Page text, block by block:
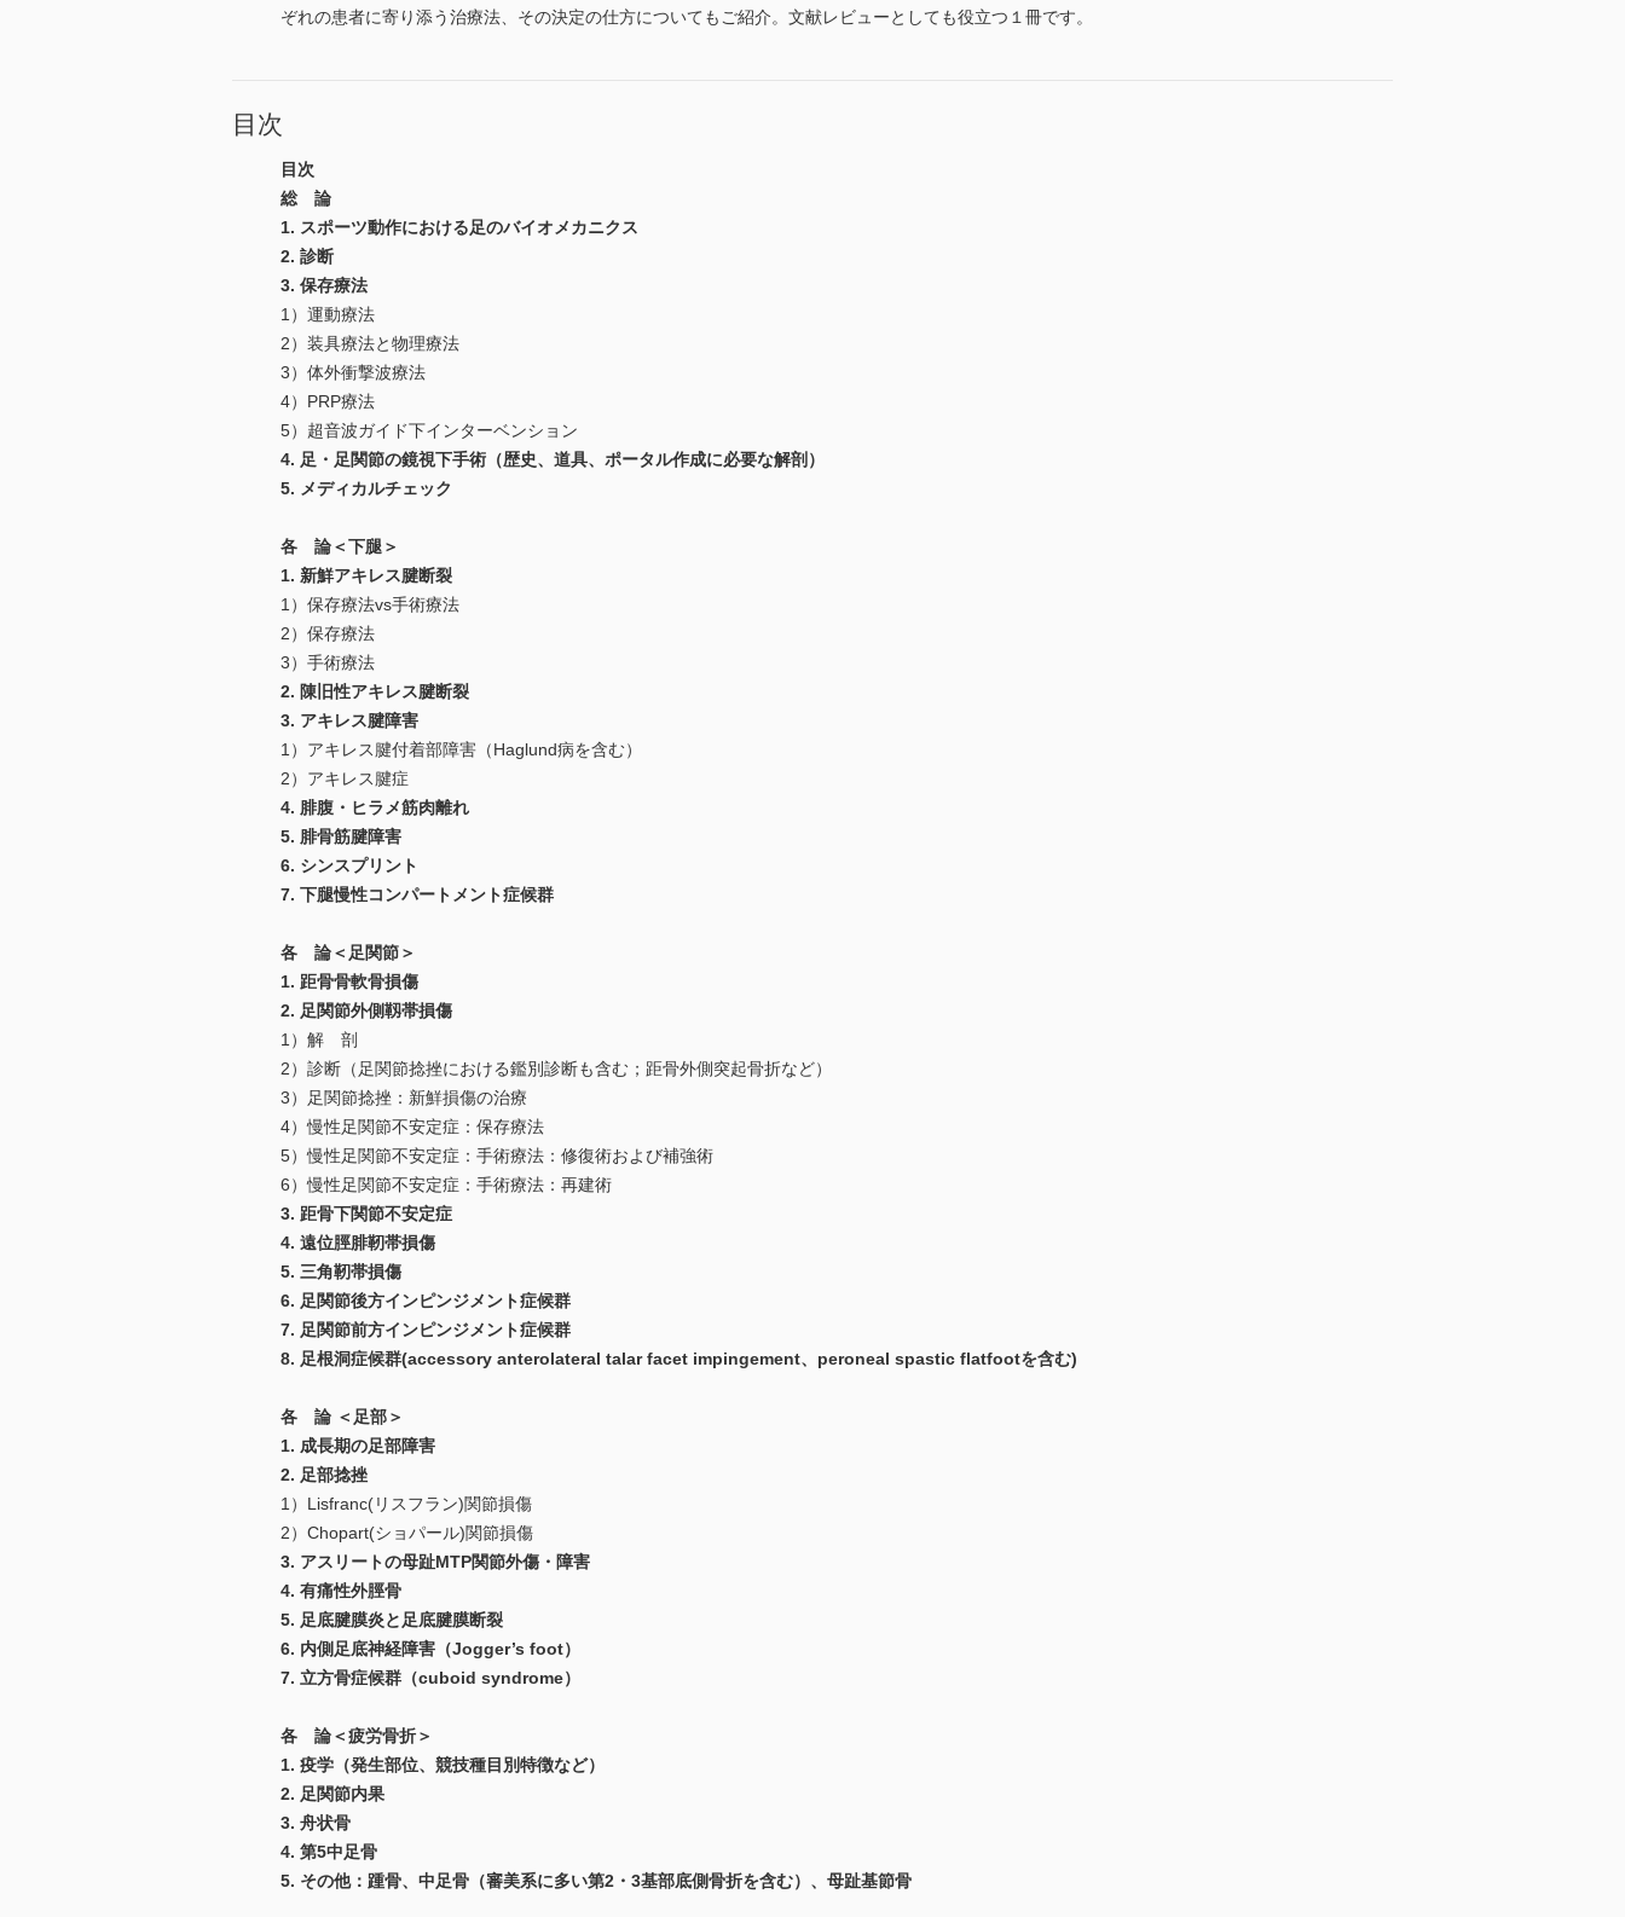
ぞれの患者に寄り添う治療法、その決定の仕方についてもご紹介。文献レビューとしても役立つ１冊です。
目次
目次
総 論
1. スポーツ動作における足のバイオメカニクス
2. 診断
3. 保存療法
1）運動療法
2）装具療法と物理療法
3）体外衝撃波療法
4）PRP療法
5）超音波ガイド下インターベンション
4. 足・足関節の鏡視下手術（歴史、道具、ポータル作成に必要な解剖）
5. メディカルチェック
各 論＜下腿＞
1. 新鮮アキレス腱断裂
1）保存療法vs手術療法
2）保存療法
3）手術療法
2. 陳旧性アキレス腱断裂
3. アキレス腱障害
1）アキレス腱付着部障害（Haglund病を含む）
2）アキレス腱症
4. 腓腹・ヒラメ筋肉離れ
5. 腓骨筋腱障害
6. シンスプリント
7. 下腿慢性コンパートメント症候群
各 論＜足関節＞
1. 距骨骨軟骨損傷
2. 足関節外側靱帯損傷
1）解 剖
2）診断（足関節捻挫における鑑別診断も含む；距骨外側突起骨折など）
3）足関節捻挫：新鮮損傷の治療
4）慢性足関節不安定症：保存療法
5）慢性足関節不安定症：手術療法：修復術および補強術
6）慢性足関節不安定症：手術療法：再建術
3. 距骨下関節不安定症
4. 遠位脛腓靭帯損傷
5. 三角靭帯損傷
6. 足関節後方インピンジメント症候群
7. 足関節前方インピンジメント症候群
8. 足根洞症候群(accessory anterolateral talar facet impingement、peroneal spastic flatfootを含む)
各 論 ＜足部＞
1. 成長期の足部障害
2. 足部捻挫
1）Lisfranc(リスフラン)関節損傷
2）Chopart(ショパール)関節損傷
3. アスリートの母趾MTP関節外傷・障害
4. 有痛性外脛骨
5. 足底腱膜炎と足底腱膜断裂
6. 内側足底神経障害（Jogger’s foot）
7. 立方骨症候群（cuboid syndrome）
各 論＜疲労骨折＞
1. 疫学（発生部位、競技種目別特徴など）
2. 足関節内果
3. 舟状骨
4. 第5中足骨
5. その他：踵骨、中足骨（審美系に多い第2・3基部底側骨折を含む）、母趾基節骨